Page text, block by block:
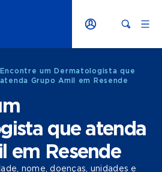
Encontre um Dermatologista que
atenda Grupo Amil em Resende
que atenda
em Resende
nome, doenças, unidades e